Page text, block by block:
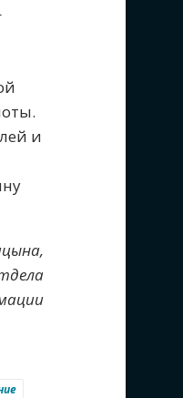
и